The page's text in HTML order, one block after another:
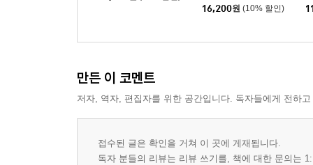
16,200원 (10% 할인)
만든 이 코멘트
저자, 역자, 편집자를 위한 공간입니다. 독자들에게 전하
접수된 글은 확인을 거쳐 이 곳에 게재됩니다.
독자 분들의 리뷰는 리뷰 쓰기를, 책에 대한 문의는